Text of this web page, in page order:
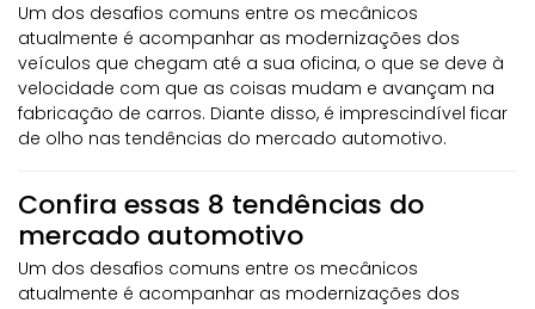
Um dos desafios comuns entre os mecânicos
atualmente é acompanhar as modernizações dos
veículos que chegam até a sua oficina, o que se deve à
velocidade com que as coisas mudam e avançam na
fabricação de carros. Diante disso, é imprescindível ficar
de olho nas tendências do mercado automotivo.
Confira essas 8 tendências do
mercado automotivo
Um dos desafios comuns entre os mecânicos
atualmente é acompanhar as modernizações dos